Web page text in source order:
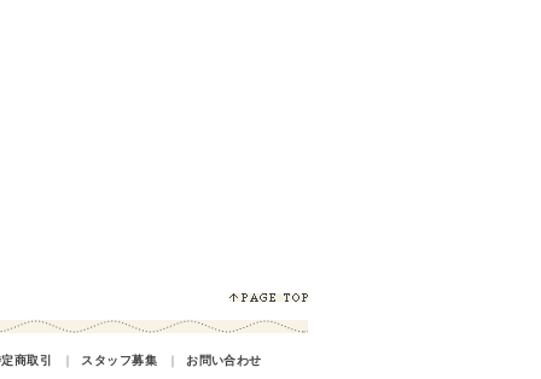
商取引 ｜ スタッフ募集 ｜ お問い合わせ